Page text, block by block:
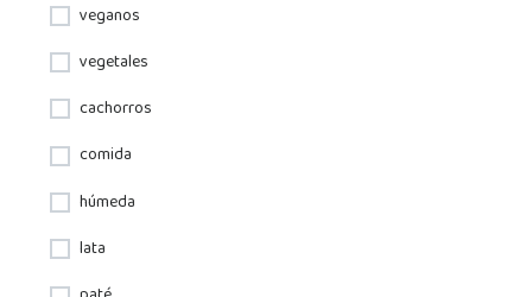
veganos
vegetales
cachorros
comida
húmeda
lata